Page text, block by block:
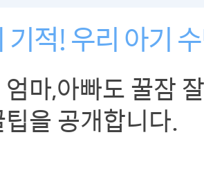
기적! 우리 아기
마,아빠도 꿀잠
을 공개합니다.